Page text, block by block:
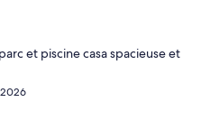
et piscine casa spacieuse et